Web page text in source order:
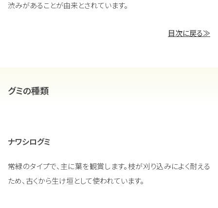
渋みがあることが由来とされています。
目次に戻る≫
グミの種類
ナワシログミ
常緑のタイプで、主に葉を観賞します。枝が刈り込みによく耐える
ため、古くから生け垣として使われています。